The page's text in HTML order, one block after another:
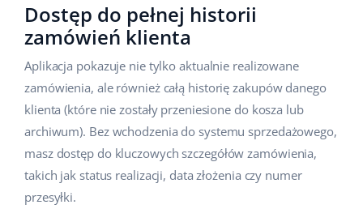
Dostęp do pełnej historii
zamówień klienta
Aplikacja pokazuje nie tylko aktualnie realizowane
zamówienia, ale również całą historię zakupów danego
klienta (które nie zostały przeniesione do kosza lub
archiwum). Bez wchodzenia do systemu sprzedażowego,
masz dostęp do kluczowych szczegółów zamówienia,
takich jak status realizacji, data złożenia czy numer
przesyłki.